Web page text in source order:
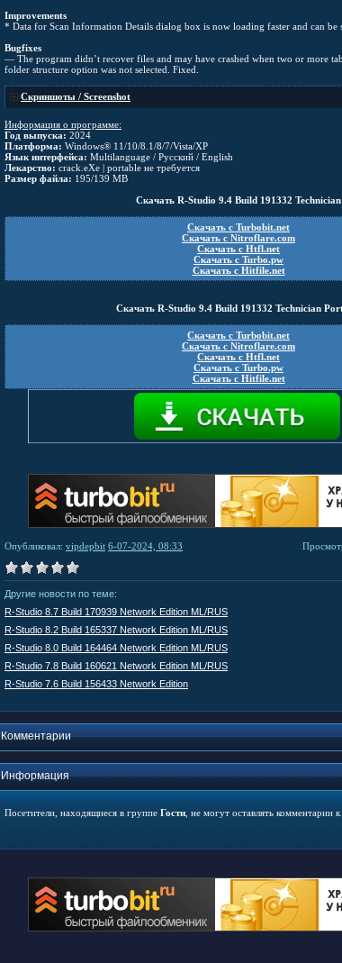
Improvements
* Data for Scan Information Details dialog box is now loading faster and can be
Bugfixes
— The program didn’t recover files and may have crashed when two or more
folder structure option was not selected. Fixed.
Скриншоты / Screenshot
Информация о программе:
Год выпуска: 2024
Платформа: Windows® 11/10/8.1/8/7/Vista/XP
Язык интерфейса: Multilanguage / Русский / English
Лекарство: crack.eXe | portable не требуется
Размер файла: 195/139 MB
Скачать R-Studio 9.4 Build 191332 Technician
Скачать с Turbobit.net
Скачать с Nitroflare.com
Скачать с Htfl.net
Скачать с Turbo.pw
Скачать с Hitfile.net
Скачать R-Studio 9.4 Build 191332 Technician
Скачать с Turbobit.net
Скачать с Nitroflare.com
Скачать с Htfl.net
Скачать с Turbo.pw
Скачать с Hitfile.net
Опубликовал: vipdepbit 6-07-2024, 08:33
Другие новости по теме:
R-Studio 8.7 Build 170939 Network Edition ML/RUS
R-Studio 8.2 Build 165337 Network Edition ML/RUS
R-Studio 8.0 Build 164464 Network Edition ML/RUS
R-Studio 7.8 Build 160621 Network Edition ML/RUS
R-Studio 7.6 Build 156433 Network Edition
Комментарии
Информация
Посетители, находящиеся в группе Гости , не могут оставлять комментарии